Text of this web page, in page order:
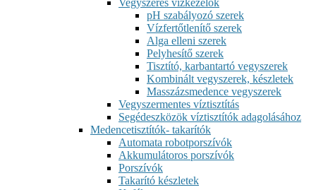
pH szabályozó szerek
Vízfertőtlenítő szerek
Alga elleni szerek
Pelyhesítő szerek
Tisztító, karbantartó vegyszerek
Kombinált vegyszerek, készletek
Masszázsmedence vegyszerek
Vegyszermentes víztisztítás
Segédeszközök víztisztítók adagolásához
Medencetisztítók- takarítók
Automata robotporszívók
Akkumulátoros porszívók
Porszívók
Takarító készletek